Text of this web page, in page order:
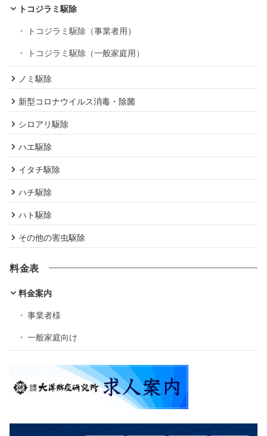
トコジラミ駆除
トコジラミ駆除（事業者用）
トコジラミ駆除（一般家庭用）
ノミ駆除
新型コロナウイルス消毒・除菌
シロアリ駆除
ハエ駆除
イタチ駆除
ハチ駆除
ハト駆除
その他の害虫駆除
料金表
料金案内
事業者様
一般家庭向け